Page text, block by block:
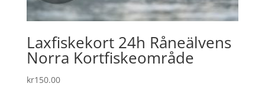
Laxfiskekort 24h Råneälvens
Norra Kortfiskeområde
kr150.00